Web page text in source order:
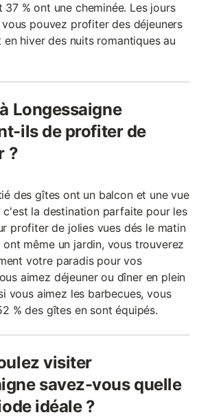
% ont une cheminée. Les jours
pouvez profiter des déjeuners
en hiver des nuits romantiques au
Longessaigne
ils de profiter de
?
des gîtes ont un balcon et une vue
c'est la destination parfaite pour les
profiter de jolies vues dés le matin
ont même un jardin, vous trouverez
votre paradis pour vos
aimez déjeuner ou dîner en plein
vous aimez les barbecues, vous
% des gîtes en sont équipés.
visiter
savez-vous quelle
idéale ?